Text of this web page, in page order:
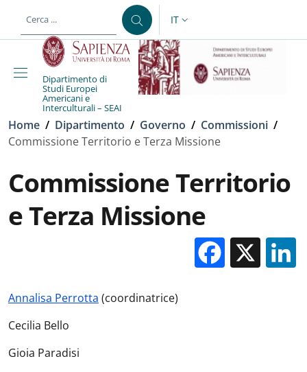
al contenuto principale
SELETTORE LINGUA:
IT
Dipartimento di
Studi Europei
Americani e
Interculturali – SEAI
Briciole di pane
Home / Dipartimento / Governo / Commissioni /
Commissione Territorio e Terza Missione
Commissione Territorio
e Terza Missione
X
Annalisa Perrotta (coordinatrice)
Cecilia Bello
Gioia Paradisi